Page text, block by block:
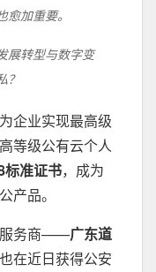
加重要。
展转型与数字变
？
企业实现最高级
等级公有云个人
标准证书，成为
产品。
服务商——广东道
在近日获得公安